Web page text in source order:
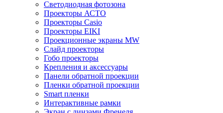
Светодиодная фотозона
Проекторы АСТО
Проекторы Casio
Проекторы EIKI
Проекционные экраны MW
Слайд проекторы
Гобо проекторы
Крепления и аксессуары
Панели обратной проекции
Пленки обратной проекции
Smart пленки
Интерактивные рамки